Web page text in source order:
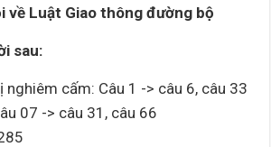
về Luật Giao thông đường bộ
sau:
nghiêm cấm: Câu 1 -> câu 6, câu 33
07 -> câu 31, câu 66